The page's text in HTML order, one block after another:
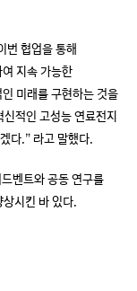
번 협업을 통해
지속 가능한
미래를 구현하는 것을
적인 고성능 연료전지
다.” 라고 말했다.
벤트와 공동 연구를
시킨 바 있다.